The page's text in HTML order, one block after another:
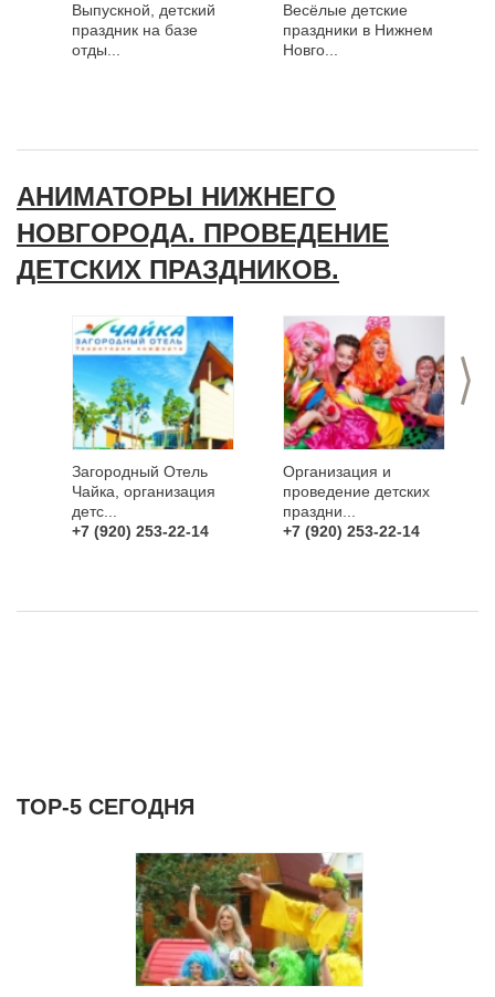
Выпускной, детский
праздник на базе
отды...
Весёлые детcкие
праздники в Нижнем
Новго...
АНИМАТОРЫ НИЖНЕГО
НОВГОРОДА. ПРОВЕДЕНИЕ
ДЕТСКИХ ПРАЗДНИКОВ.
>
Загородный Отель
Чайка, организация
детс...
+7 (920) 253-22-14
Организация и
проведение детских
праздни...
+7 (920) 253-22-14
ТОР-5 СЕГОДНЯ